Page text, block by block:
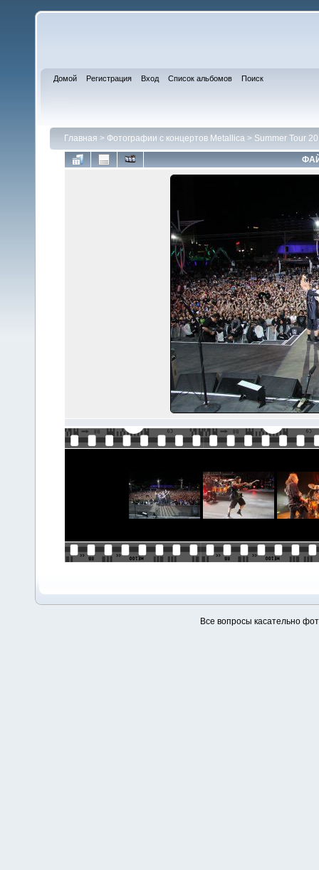
Домой Регистрация Вход Список альбомов Поиск
Главная > Фотографии с концертов Metallica > Summer Tour
Все вопросы касательно